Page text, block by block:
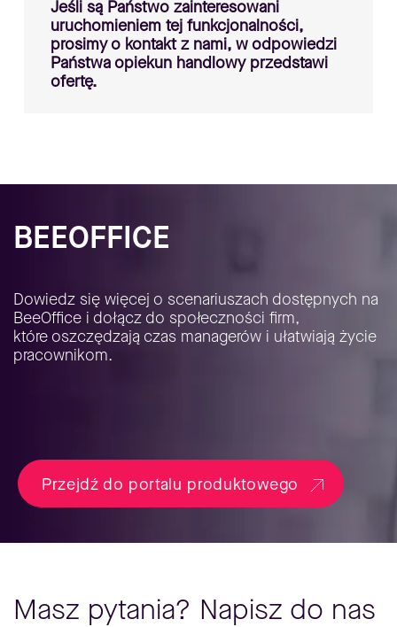
Jeśli są Państwo zainteresowani
uruchomieniem tej funkcjonalności,
prosimy o kontakt z nami, w odpowiedzi
Państwa opiekun handlowy przedstawi
ofertę.
BEEOFFICE
Dowiedz się więcej o scenariuszach dostępnych na
BeeOffice i dołącz do społeczności firm,
które oszczędzają czas managerów i ułatwiają życie
pracownikom.
Przejdź do portalu produktowego
Masz pytania? Napisz do nas